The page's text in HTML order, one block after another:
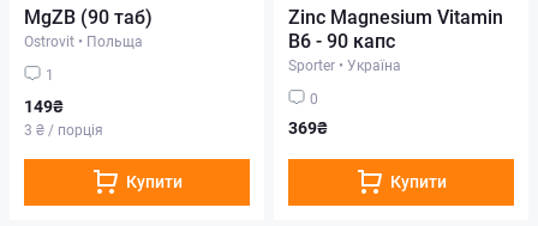
MgZB (90 таб)
Ostrovit • Польща
1
149₴
3 ₴ / порція
Купити
Zinc Magnesium Vitamin
B6 - 90 капс
Sporter • Україна
0
369₴
Купити